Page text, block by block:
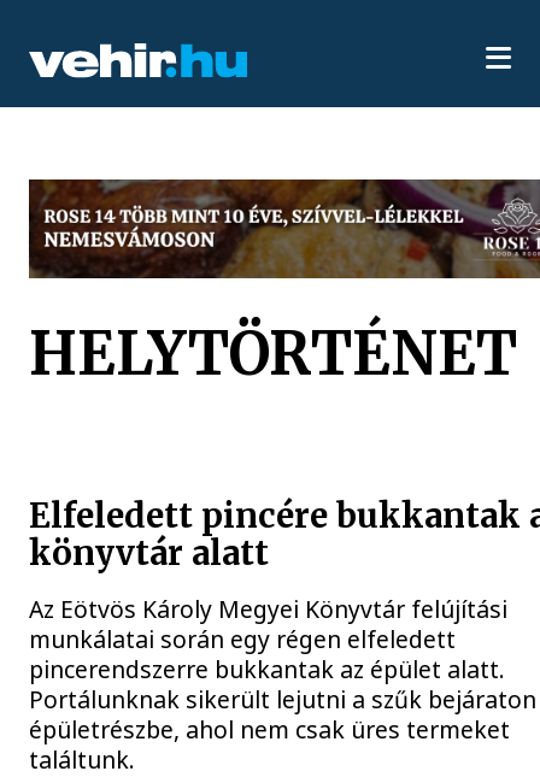
HELYTÖRTÉNET
Elfeledett pincére bukkantak
könyvtár alatt
Az Eötvös Károly Megyei Könyvtár felújítási
munkálatai során egy régen elfeledett
pincerendszerre bukkantak az épület alatt.
Portálunknak sikerült lejutni a szűk bejáraton
épületrészbe, ahol nem csak üres termeket
találtunk.